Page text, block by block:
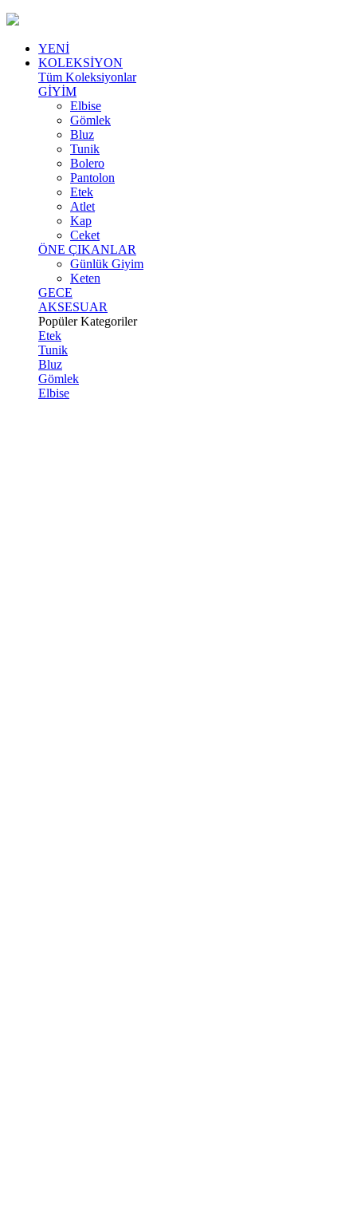
YENİ
KOLEKSİYON
Tüm Koleksiyonlar
GİYİM
Elbise
Gömlek
Bluz
Tunik
Bolero
Pantolon
Etek
Atlet
Kap
Ceket
ÖNE ÇIKANLAR
Günlük Giyim
Keten
GECE
AKSESUAR
Popüler Kategoriler
Etek
Tunik
Bluz
Gömlek
Elbise